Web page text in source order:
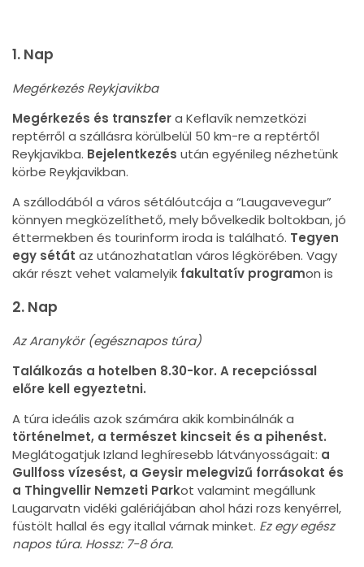
1. Nap
Megérkezés Reykjavikba
Megérkezés és transzfera Keflavík nemzetközi
reptérről a szállásra körülbelül 50 km-re a reptértől
Reykjavikba. Bejelentkezés után egyénileg nézhetünk
körbe Reykjavikban.
A szállodából a város sétálóutcája a “Laugavevegur”
könnyen megközelíthető, mely bővelkedik boltokban, jó
éttermekben és tourinform iroda is található. Tegyen
egy sétát az utánozhatatlan város légkörében. Vagy
akár részt vehet valamelyik fakultatív programon is
2. Nap
Az Aranykör (egésznapos túra)
Találkozás a hotelben 8.30-kor. A recepcióssal
előre kell egyeztetni.
A túra ideális azok számára akik kombinálnák a
történelmet, a természet kincseit és a pihenést.
Meglátogatjuk Izland leghíresebb látványosságait: a
Gullfoss vízesést, a Geysir melegvizű forrásokat és
a Thingvellir Nemzeti Parkot valamint megállunk
Laugarvatn vidéki galériájában ahol házi rozs kenyérrel,
füstölt hallal és egy itallal várnak minket. Ez egy egész
napos túra. Hossz: 7-8 óra.